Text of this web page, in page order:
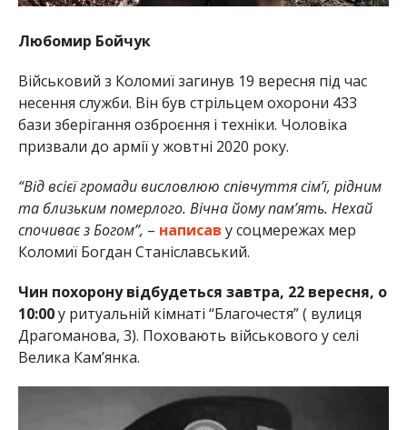
Любомир Бойчук
Військовий з Коломиї загинув 19 вересня під час
несення служби. Він був стрільцем охорони 433
бази зберігання озброєння і техніки. Чоловіка
призвали до армії у жовтні 2020 року.
“Від всієї громади висловлюю співчуття сім’ї, рідним
та близьким померлого. Вічна йому пам’ять. Нехай
спочиває з Богом”, – написав у соцмережах мер
Коломиї Богдан Станіславський.
Чин похорону відбудеться завтра, 22 вересня, о
10:00у ритуальній кімнаті “Благочестя” ( вулиця
Драгоманова, 3). Поховають військового у селі
Велика Кам’янка.